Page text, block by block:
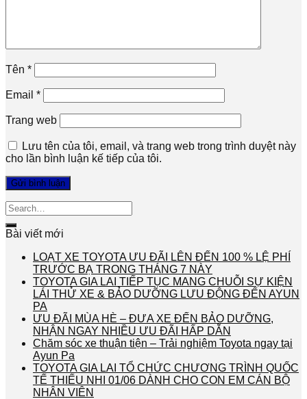
Tên *
Email *
Trang web
Lưu tên của tôi, email, và trang web trong trình duyệt này
cho lần bình luận kế tiếp của tôi.
Bài viết mới
LOẠT XE TOYOTA ƯU ĐÃI LÊN ĐẾN 100 % LỆ PHÍ
TRƯỚC BẠ TRONG THÁNG 7 NÀY
TOYOTA GIA LAI TIẾP TỤC MANG CHUỖI SỰ KIỆN
LÁI THỬ XE & BẢO DƯỠNG LƯU ĐỘNG ĐẾN AYUN
PA
ƯU ĐÃI MÙA HÈ – ĐƯA XE ĐẾN BẢO DƯỠNG,
NHẬN NGAY NHIỀU ƯU ĐÃI HẤP DẪN
Chăm sóc xe thuận tiện – Trải nghiệm Toyota ngay tại
Ayun Pa
TOYOTA GIA LAI TỔ CHỨC CHƯƠNG TRÌNH QUỐC
TẾ THIẾU NHI 01/06 DÀNH CHO CON EM CÁN BỘ
NHÂN VIÊN